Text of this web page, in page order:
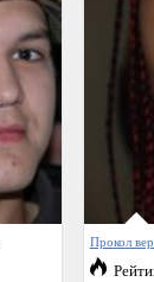
Прокол